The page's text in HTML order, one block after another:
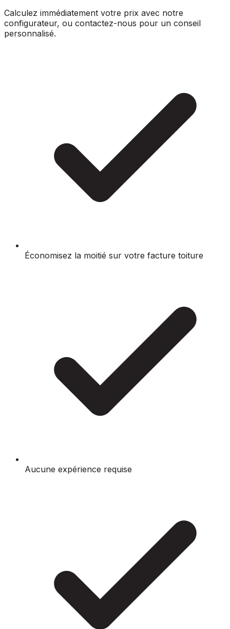
Calculez immédiatement votre prix avec notre
configurateur, ou contactez-nous pour un conseil
personnalisé.
Économisez la moitié sur votre facture toiture
Aucune expérience requise